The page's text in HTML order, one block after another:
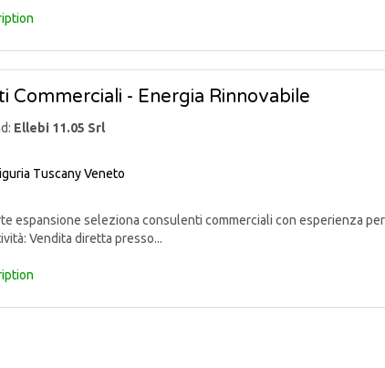
Commerciali - Energia Rinnovabile
Ellebi 11.05 Srl
TuscanyVeneto
espansione seleziona consulenti commerciali con esperienza
Vendita diretta presso...